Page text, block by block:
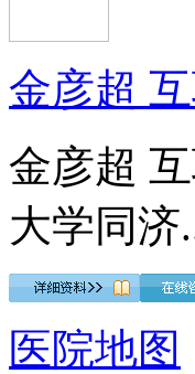
金彦超
金彦超
大学同济
医院地图